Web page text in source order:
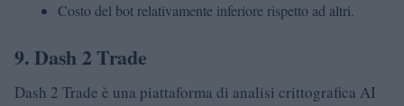
Costo del bot relativamente inferiore rispetto ad altri.
9. Dash 2 Trade
Dash 2 Trade è una piattaforma di analisi crittografica AI